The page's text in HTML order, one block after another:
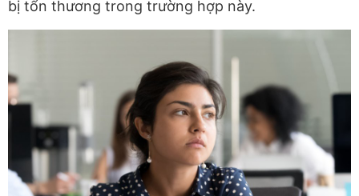
bị tổn thương trong trường hợp này.